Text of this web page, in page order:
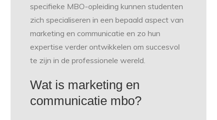
specifieke MBO-opleiding kunnen studenten
zich specialiseren in een bepaald aspect van
marketing en communicatie en zo hun
expertise verder ontwikkelen om succesvol
te zijn in de professionele wereld.
Wat is marketing en
communicatie mbo?